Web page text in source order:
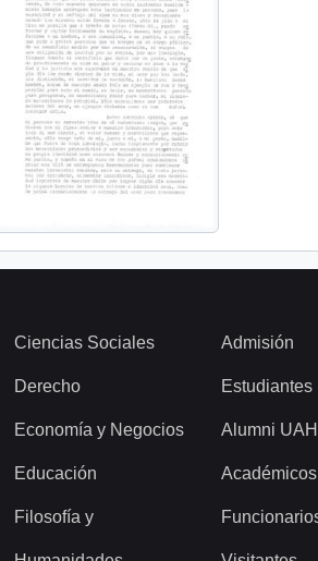
Ciencias Sociales
Derecho
Economía y Negocios
Educación
Filosofía y
Admisión
Estudiantes
Alumni UAH
Académicos